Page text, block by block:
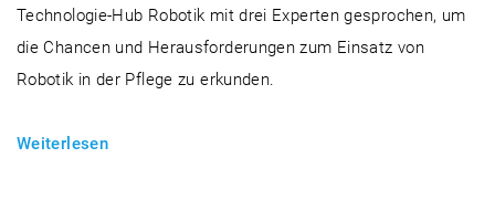
Technologie-Hub Robotik mit drei Experten gesprochen, um
die Chancen und Herausforderungen zum Einsatz von
Robotik in der Pflege zu erkunden.
Weiterlesen